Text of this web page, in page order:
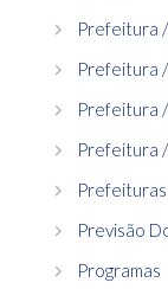
Prefeitura
Prefeitura
Prefeitura
Prefeitura
Prefeituras
Previsão
Programas